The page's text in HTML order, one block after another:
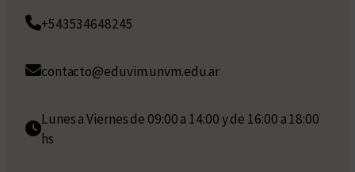
+543534648245
contacto@eduvim.unvm.edu.ar
Lunes a Viernes de 09:00 a 14:00 y de 16:00 a 18:00
hs